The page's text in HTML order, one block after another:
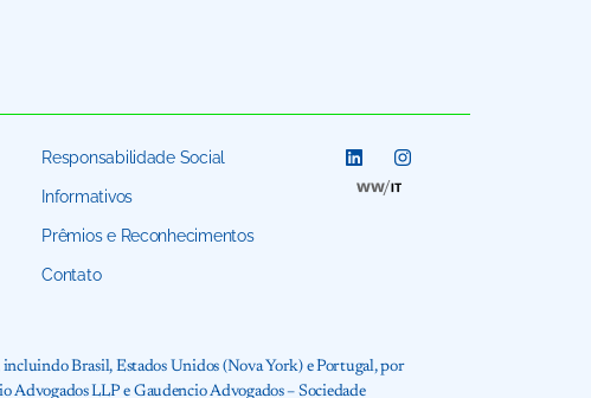
Responsabilidade Social
Informativos
Prêmios e Reconhecimentos
Contato
Brasil, Estados Unidos (Nova York) e Portugal, por
Advogados LLP e Gaudencio Advogados – Sociedade